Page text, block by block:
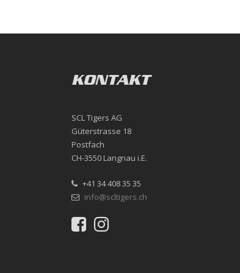
KONTAKT
SCL Tigers AG
Güterstrasse 18
Postfach
CH-3550 Langnau i.E.
+41 34 408 35 35
info@scltigers.ch